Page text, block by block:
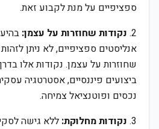
ספציפיים על מנת לקבוע זאת.
2. נקודות שחוזרות על עצמן:
אנליסטים ספציפיים, לא ניתן
שחוזרות על עצמן. נקודות אלו
ביצועים פיננסיים, אסטרטגיה
נכסים ופוטנציאל צמיחה.
3. נקודות מחלוקת: ללא גישה